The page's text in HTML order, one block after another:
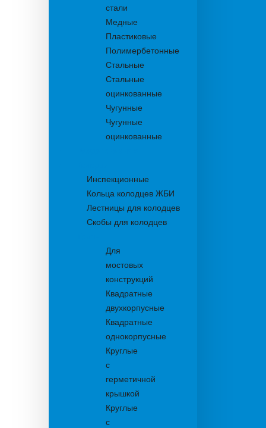
стали
Медные
Пластиковые
Полимербетонные
Стальные
Стальные
оцинкованные
Чугунные
Чугунные
оцинкованные
Инспекционные
Кольца колодцев ЖБИ
Лестницы для колодцев
Скобы для колодцев
Для
мостовых
конструкций
Квадратные
двухкорпусные
Квадратные
однокорпусные
Круглые
с
герметичной
крышкой
Круглые
с